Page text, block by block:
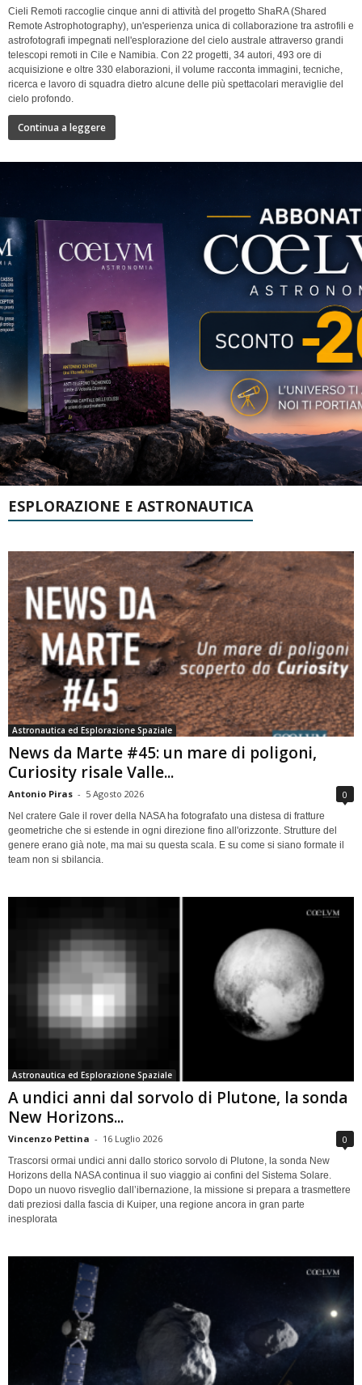
Cieli Remoti raccoglie cinque anni di attività del progetto ShaRA (Shared
Remote Astrophotography), un'esperienza unica di collaborazione tra astrofili e
astrofotografi impegnati nell'esplorazione del cielo australe attraverso grandi
telescopi remoti in Cile e Namibia. Con 22 progetti, 34 autori, 493 ore di
acquisizione e oltre 330 elaborazioni, il volume racconta immagini, tecniche,
ricerca e lavoro di squadra dietro alcune delle più spettacolari meraviglie del
cielo profondo.
Continua a leggere
ESPLORAZIONE E ASTRONAUTICA
Astronautica ed Esplorazione Spaziale
News da Marte #45: un mare di poligoni,
Curiosity risale Valle...
Antonio Piras - 5 Agosto 2026 0
Nel cratere Gale il rover della NASA ha fotografato una distesa di fratture
geometriche che si estende in ogni direzione fino all'orizzonte. Strutture del
genere erano già note, ma mai su questa scala. E su come si siano formate il
team non si sbilancia.
Astronautica ed Esplorazione Spaziale
A undici anni dal sorvolo di Plutone, la sonda
New Horizons...
Vincenzo Pettina - 16 Luglio 2026 0
Trascorsi ormai undici anni dallo storico sorvolo di Plutone, la sonda New
Horizons della NASA continua il suo viaggio ai confini del Sistema Solare.
Dopo un nuovo risveglio dall’ibernazione, la missione si prepara a trasmettere
dati preziosi dalla fascia di Kuiper, una regione ancora in gran parte
inesplorata